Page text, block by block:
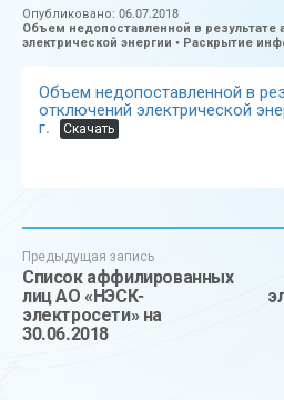
Опубликовано: 06.07.2018
Объем недопоставленной в результате
электрической энергии • Раскрытие
Объем недопоставленной в
отключений электрической
г.
Скачать
Предыдущая запись
Список аффилированных
лиц АО «НЭСК-
электросети» на
30.06.2018